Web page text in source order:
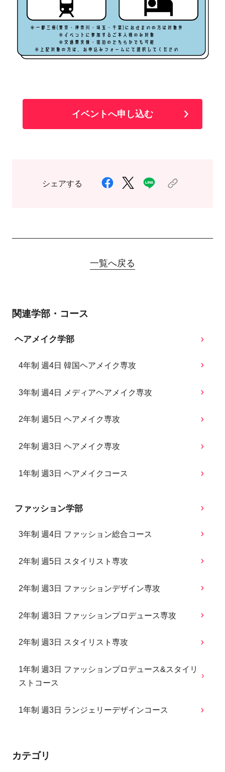
イベントへ申し込む
シェアする
一覧へ戻る
関連学部・コース
ヘアメイク学部
4年制 週4日 韓国ヘアメイク専攻
3年制 週4日 メディアヘアメイク専攻
2年制 週5日 ヘアメイク専攻
2年制 週3日 ヘアメイク専攻
1年制 週3日 ヘアメイクコース
ファッション学部
3年制 週4日 ファッション総合コース
2年制 週5日 スタイリスト専攻
2年制 週3日 ファッションデザイン専攻
2年制 週3日 ファッションプロデュース専攻
2年制 週3日 スタイリスト専攻
1年制 週3日 ファッションプロデュース&スタイリ
ストコース
1年制 週3日 ランジェリーデザインコース
カテゴリ